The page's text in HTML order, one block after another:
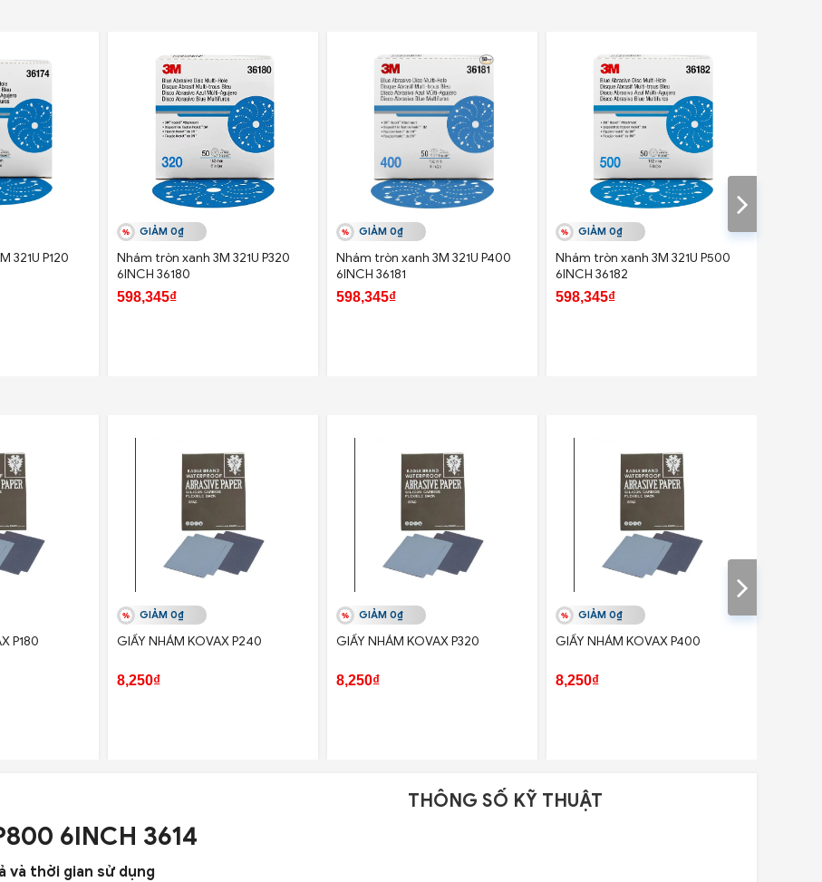
321U P120
GIẢM 0₫
Nhám tròn xanh 3M 321U P320
6INCH 36180
598,345₫
GIẢM 0₫
Nhám tròn xanh 3M 321U P400
6INCH 36181
598,345₫
GIẢM 0₫
Nhám tròn xanh 3M 321U P500
6INCH 36182
598,345₫
P180
GIẢM 0₫
GIẤY NHÁM KOVAX P240
8,250₫
GIẢM 0₫
GIẤY NHÁM KOVAX P320
8,250₫
GIẢM 0₫
GIẤY NHÁM KOVAX P400
8,250₫
6INCH 3614
và thời gian sử dụng
THÔNG SỐ KỸ THUẬT